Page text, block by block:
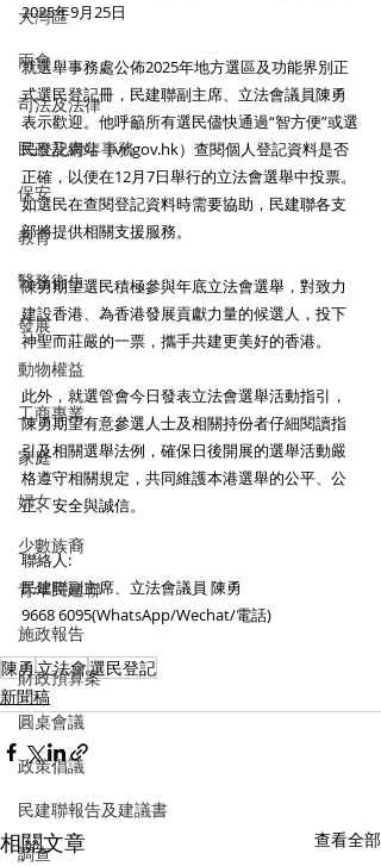
大灣區
兩會
司法及法律
民政及青年事務
保安
教育
醫務衛生
發展
動物權益
工商專業
家庭
婦女
少數族裔
青年民建聯
施政報告
財政預算案
圓桌會議
政策倡議
民建聯報告及建議書
調查
2025年9月25日
就選舉事務處公佈2025年地方選區及功能界別正
式選民登記冊，民建聯副主席、立法會議員陳勇
表示歡迎。他呼籲所有選民儘快通過“智方便”或選
民登記網站（vr.gov.hk）查閱個人登記資料是否
正確，以便在12月7日舉行的立法會選舉中投票。
如選民在查閱登記資料時需要協助，民建聯各支
部將提供相關支援服務。
陳勇期望選民積極參與年底立法會選舉，對致力
建設香港、為香港發展貢獻力量的候選人，投下
神聖而莊嚴的一票，攜手共建更美好的香港。
此外，就選管會今日發表立法會選舉活動指引，
陳勇期望有意參選人士及相關持份者仔細閱讀指
引及相關選舉法例，確保日後開展的選舉活動嚴
格遵守相關規定，共同維護本港選舉的公平、公
正、安全與誠信。
聯絡人:
民建聯副主席、立法會議員 陳勇
9668 6095(WhatsApp/Wechat/電話)
陳勇立法會選民登記
新聞稿
相關文章 查看全部